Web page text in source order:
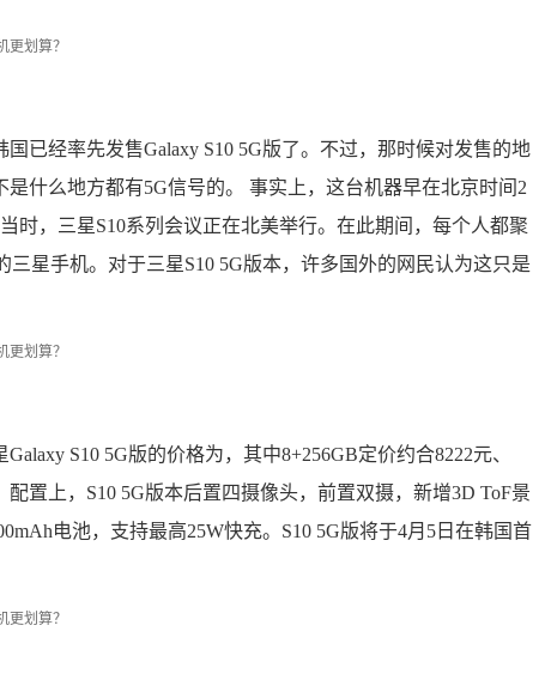
国已经率先发售Galaxy S10 5G版了。不过，那时候对发售的地
是什么地方都有5G信号的。 事实上，这台机器早在北京时间2
时，三星S10系列会议正在北美举行。在此期间，每个人都聚
三星手机。对于三星S10 5G版本，许多国外的网民认为这只是
S10 5G版的价格为，其中8+256GB定价约合8222元、
配置上，S10 5G版本后置四摄像头，前置双摄，新增3D ToF景
电池，支持最高25W快充。S10 5G版将于4月5日在韩国首